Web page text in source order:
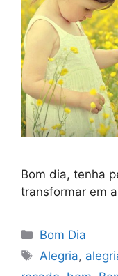
Bom dia, tenha
transformar em
Categorias
Bom Dia
Tags
Alegria,